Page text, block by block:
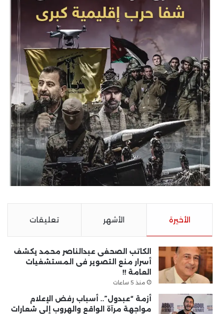
الأخيرة الأشهر تعليقات
الكاتب الصحفى عبدالناصر محمد يكشف
أسرار منع التصوير فى المستشفيات
العامة !!
منذ 5 ساعات
أزمة “عبدول”.. أسباب رفض الإعلام
مواجهة مرآة الواقع والهروب إلى شعارات